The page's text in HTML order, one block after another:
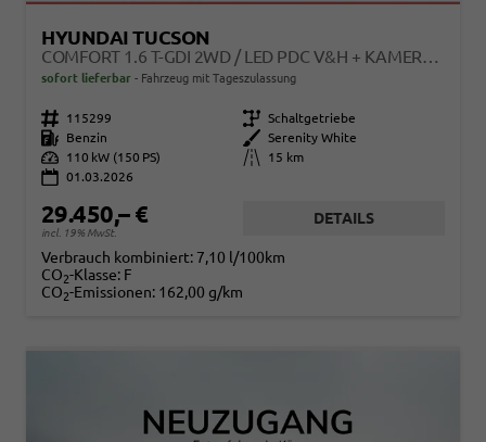
HYUNDAI TUCSON
COMFORT 1.6 T-GDI 2WD / LED PDC V&H + KAMERA SITZ LENKRADHEIZUNG ALU 18"
sofort lieferbar Fahrzeug mit Tageszulassung
Fahrzeugnr. 115299 Getriebe Schaltgetriebe
Kraftstoff
Benzin Außenfarbe
Serenity White
Leistung
110 kW (150 PS) Kilometerstand
15 km
01.03.2026
29.450,– €
incl. 19% MwSt.
DETAILS
Verbrauch kombiniert: 7,10 l/100km
CO2-Klasse: F
CO2-Emissionen: 162,00 g/km